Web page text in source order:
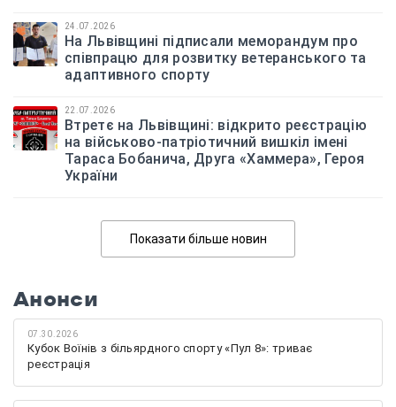
24.07.2026
На Львівщині підписали меморандум про
співпрацю для розвитку ветеранського та
адаптивного спорту
22.07.2026
Втретє на Львівщині: відкрито реєстрацію
на військово-патріотичний вишкіл імені
Тараса Бобанича, Друга «Хаммера», Героя
України
Показати більше новин
Анонси
07.30.2026
Кубок Воїнів з більярдного спорту «Пул 8»: триває
реєстрація